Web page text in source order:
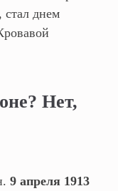
стал днем
Нет,
9 апреля 1913